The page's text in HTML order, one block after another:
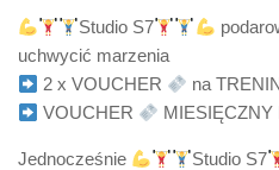
Studio S7
uchwycić marzenia
2 x VOUCHER
na
VOUCHER
MIESIĘCZNY
Jednocześnie Studio S7